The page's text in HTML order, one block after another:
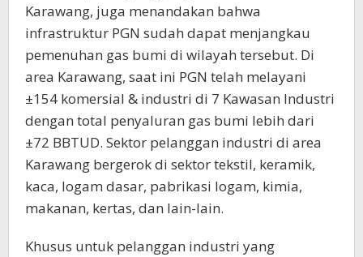
Karawang, juga menandakan bahwa
infrastruktur PGN sudah dapat menjangkau
pemenuhan gas bumi di wilayah tersebut. Di
area Karawang, saat ini PGN telah melayani
±154 komersial & industri di 7 Kawasan Industri
dengan total penyaluran gas bumi lebih dari
±72 BBTUD. Sektor pelanggan industri di area
Karawang bergerok di sektor tekstil, keramik,
kaca, logam dasar, pabrikasi logam, kimia,
makanan, kertas, dan lain-lain.
Khusus untuk pelanggan industri yang